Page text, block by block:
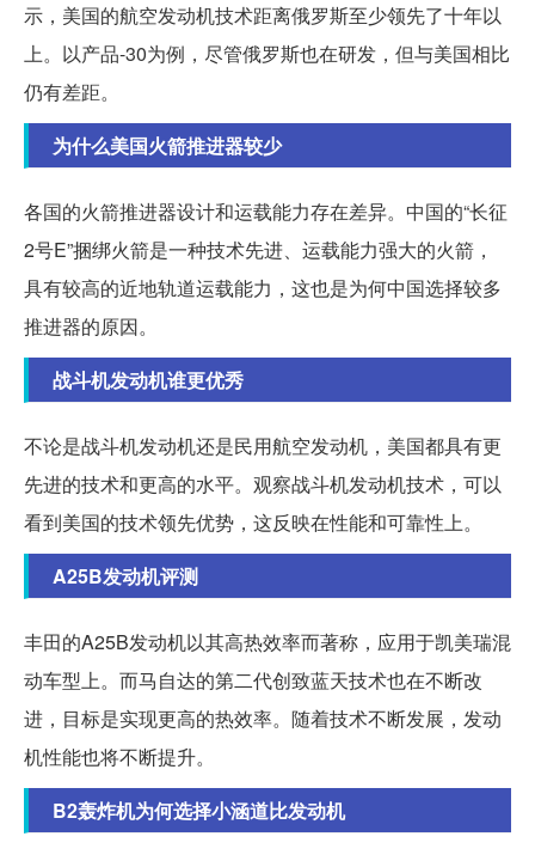
示，美国的航空发动机技术距离俄罗斯至少领先了十年以
上。以产品-30为例，尽管俄罗斯也在研发，但与美国相比
仍有差距。
为什么美国火箭推进器较少
各国的火箭推进器设计和运载能力存在差异。中国的“长征
2号E”捆绑火箭是一种技术先进、运载能力强大的火箭，
具有较高的近地轨道运载能力，这也是为何中国选择较多
推进器的原因。
战斗机发动机谁更优秀
不论是战斗机发动机还是民用航空发动机，美国都具有更
先进的技术和更高的水平。观察战斗机发动机技术，可以
看到美国的技术领先优势，这反映在性能和可靠性上。
A25B发动机评测
丰田的A25B发动机以其高热效率而著称，应用于凯美瑞混
动车型上。而马自达的第二代创致蓝天技术也在不断改
进，目标是实现更高的热效率。随着技术不断发展，发动
机性能也将不断提升。
B2轰炸机为何选择小涵道比发动机